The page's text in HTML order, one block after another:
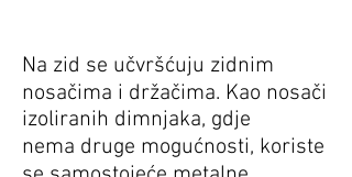
Na zid se učvršćuju zidnim
nosačima i držačima. Kao nosači
izoliranih dimnjaka, gdje
nema druge mogućnosti, koriste